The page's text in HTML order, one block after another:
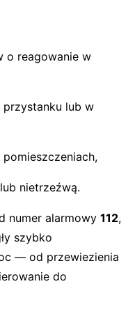
o reagowanie w
przystanku lub w
nietrzeźwą.
numer alarmowy 112,
szybko
— od przewiezienia
do